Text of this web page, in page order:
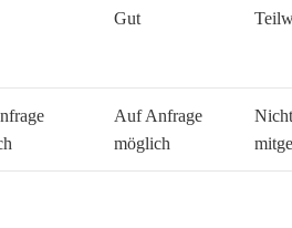
Gut
Auf Anfrage
möglich
Nicht